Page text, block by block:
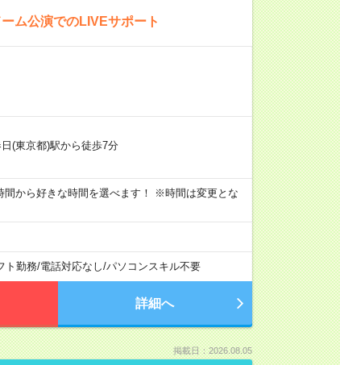
ム公演でのLIVEサポート
(東京都)駅から徒歩7分
間から好きな時間を選べます！ ※時間は変更とな
ト勤務/電話対応なし/パソコンスキル不要
詳細へ
掲載日：2026.08.05